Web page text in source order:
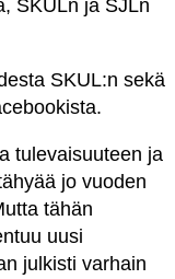
SKULn ja SJLn
SKUL:n sekä
tulevaisuuteen ja
jo vuoden
tähän
uusi
julkisti varhain